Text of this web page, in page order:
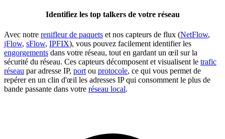
Identifiez les top talkers de votre réseau
Avec notre renifleur de paquets et nos capteurs de flux (NetFlow,
jFlow, sFlow, IPFIX), vous pouvez facilement identifier les
engorgements dans votre réseau, tout en gardant un œil sur la
sécurité du réseau. Ces capteurs décomposent et visualisent le trafic
réseau par adresse IP, port ou protocole, ce qui vous permet de
repérer en un clin d'œil les adresses IP qui consomment le plus de
bande passante dans votre réseau local.